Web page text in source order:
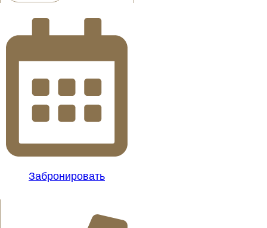
Забронировать